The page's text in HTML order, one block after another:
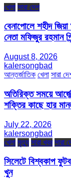
খেলা সারা দেশ
বেনাপোলে শহীদ
নেতা মফিজুর রহমান
August 8, 2026
kalersongbad
আন্তর্জাতিক খেলা সারা
অতিরিক্ত সময়ে
শক্তির কাছে হার
July 22, 2026
kalersongbad
খেলা মৃত্যু সারা খবর সারা
সিলেটে বিশ্বকাপ
খুন